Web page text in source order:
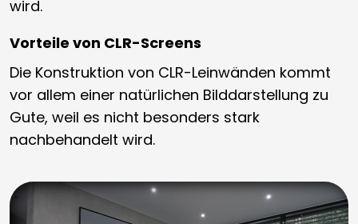
wird.
Vorteile von CLR-Screens
Die Konstruktion von CLR-Leinwänden kommt
vor allem einer natürlichen Bilddarstellung zu
Gute, weil es nicht besonders stark
nachbehandelt wird.